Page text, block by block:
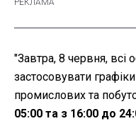
"Завтра, 8 червня, всі
застосовувати
промислових та
05:00 та з 16:00 до